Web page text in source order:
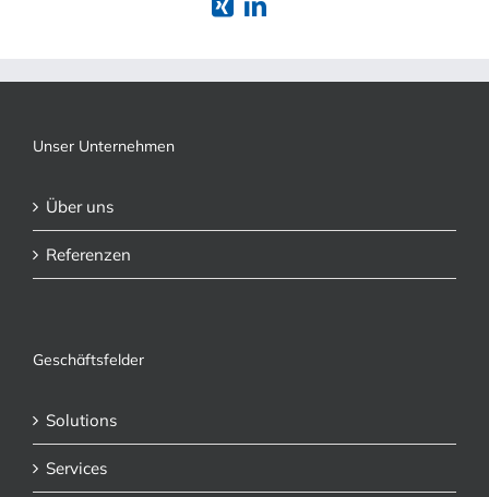
Unser Unternehmen
Über uns
Referenzen
Geschäftsfelder
Solutions
Services